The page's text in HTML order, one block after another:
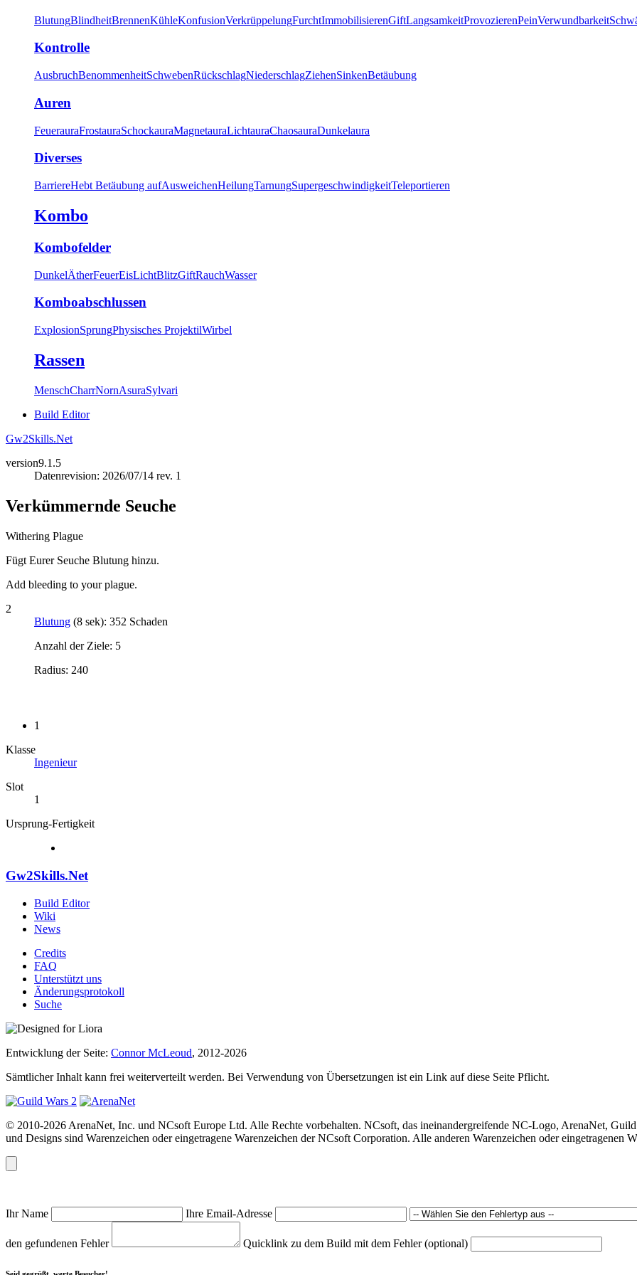
BlutungBlindheitBrennenKühleKonfusionVerkrüppelungFurchtImmobilisierenGiftLangsamkeitProvozierenPeinVerwundbarkeit
Kontrolle
AusbruchBenommenheitSchwebenRückschlagNiederschlagZiehenSinkenBetäubung
Auren
FeuerauraFrostauraSchockauraMagnetauraLichtauraChaosauraDunkelaura
Diverses
BarriereHebt Betäubung aufAusweichenHeilungTarnungSupergeschwindigkeitTeleportieren
Kombo
Kombofelder
DunkelÄtherFeuerEisLichtBlitzGiftRauchWasser
Komboabschlussen
ExplosionSprungPhysisches ProjektilWirbel
Rassen
MenschCharrNornAsuraSylvari
Build Editor
Gw2Skills.Net
version9.1.5
Datenrevision: 2026/07/14 rev. 1
Verkümmernde Seuche
Withering Plague
Fügt Eurer Seuche Blutung hinzu.
Add bleeding to your plague.
2
Blutung (8 sek): 352 Schaden
Anzahl der Ziele: 5
Radius: 240
1
Klasse
Ingenieur
Slot
1
Ursprung-Fertigkeit
Gw2Skills.Net
Build Editor
Wiki
News
Credits
FAQ
Unterstützt uns
Änderungsprotokoll
Suche
Entwicklung der Seite: Connor McLeoud, 2012-2026
Sämtlicher Inhalt kann frei weiterverteilt werden. Bei Verwendung von Übersetzungen ist ein Link auf diese Seite Pflicht.
© 2010-2026 ArenaNet, Inc. und NCsoft Europe Ltd. Alle Rechte vorbehalten. NCsoft, das ineinandergreifende NC-Logo, ArenaNet,
und Designs sind Warenzeichen oder eingetragene Warenzeichen der NCsoft Corporation. Alle anderen Warenzeichen oder eingetragenen
Ihr Name Ihre Email-Adresse
den gefundenen Fehler Quicklink zu dem Build mit dem Fehler (optional)
Seid gegrüßt, werte Besucher!